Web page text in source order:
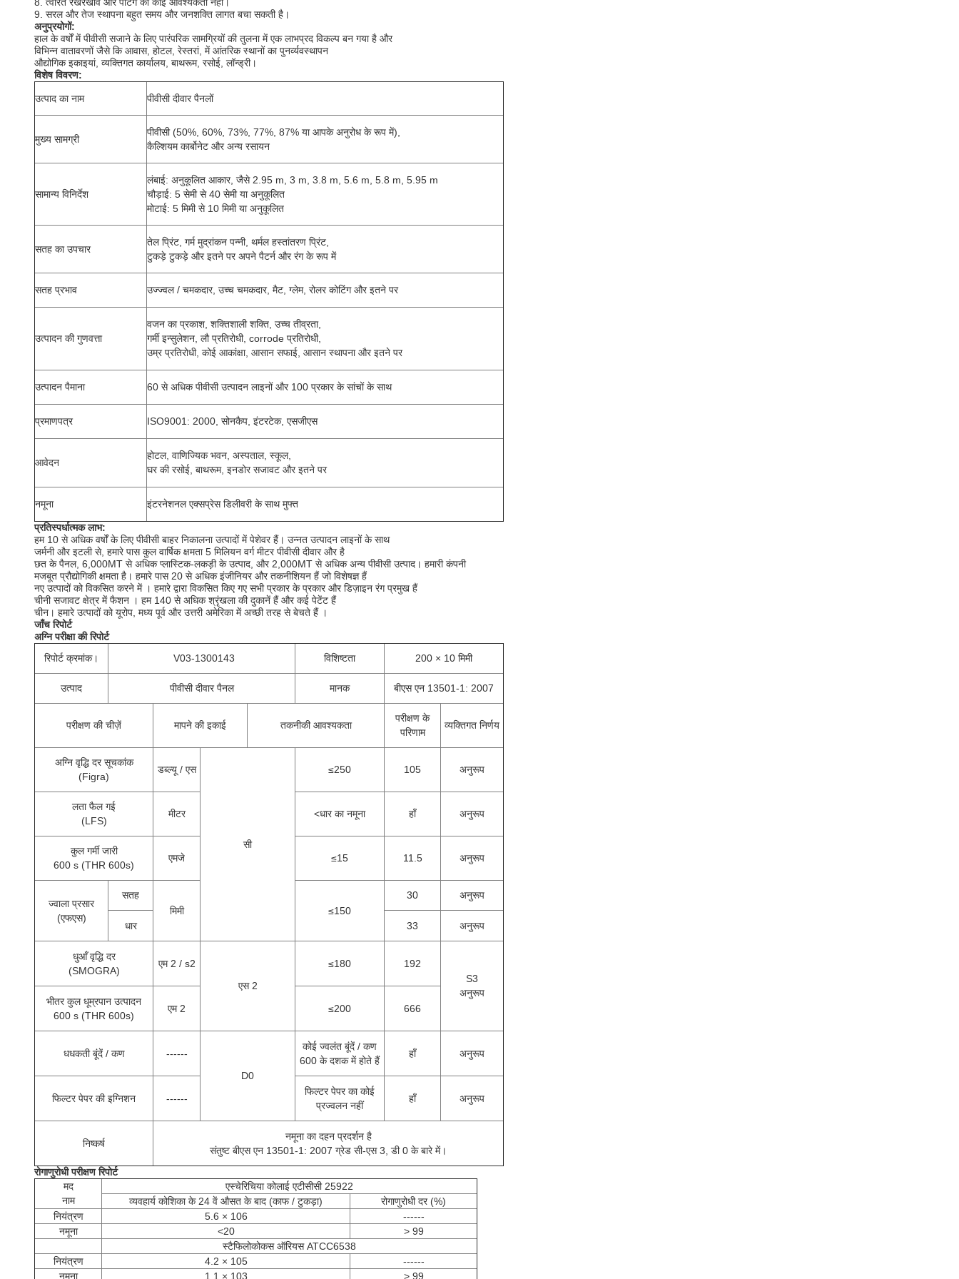
9. सरल और तेज स्थापना बहुत समय और जनशक्ति लागत बचा सकती है।
अनुप्रयोगों:
हाल के वर्षों में पीवीसी सजाने के लिए पारंपरिक सामग्रियों की तुलना में एक लाभप्रद विकल्प बन गया है और
विभिन्न वातावरणों जैसे कि आवास, होटल, रेस्तरां, में आंतरिक स्थानों का पुनर्व्यवस्थापन
औद्योगिक इकाइयां, व्यक्तिगत कार्यालय, बाथरूम, रसोई, लॉन्ड्री।
विशेष विवरण:
उत्पाद का नाम पीवीसी दीवार पैनलों
मुख्य सामग्री
पीवीसी (50%, 60%, 73%, 77%, 87% या आपके अनुरोध के रूप में),
कैल्शियम कार्बोनेट और अन्य रसायन
सामान्य विनिर्देश
लंबाई: अनुकूलित आकार, जैसे 2.95 m, 3 m, 3.8 m, 5.6 m, 5.8 m, 5.95 m
चौड़ाई: 5 सेमी से 40 सेमी या अनुकूलित
मोटाई: 5 मिमी से 10 मिमी या अनुकूलित
सतह का उपचार
तेल प्रिंट, गर्म मुद्रांकन पन्नी, थर्मल हस्तांतरण प्रिंट,
टुकड़े टुकड़े और इतने पर अपने पैटर्न और रंग के रूप में
सतह प्रभाव उज्ज्वल / चमकदार, उच्च चमकदार, मैट, ग्लेम, रोलर कोटिंग और इतने पर
उत्पादन की गुणवत्ता
वजन का प्रकाश, शक्तिशाली शक्ति, उच्च तीव्रता,
गर्मी इन्सुलेशन, लौ प्रतिरोधी, corrode प्रतिरोधी,
उम्र प्रतिरोधी, कोई आकांक्षा, आसान सफाई, आसान स्थापना और इतने पर
उत्पादन पैमाना 60 से अधिक पीवीसी उत्पादन लाइनों और 100 प्रकार के सांचों के साथ
प्रमाणपत्र ISO9001: 2000, सोनकैप, इंटरटेक, एसजीएस
आवेदन
होटल, वाणिज्यिक भवन, अस्पताल, स्कूल,
घर की रसोई, बाथरूम, इनडोर सजावट और इतने पर
नमूना इंटरनेशनल एक्सप्रेस डिलीवरी के साथ मुफ्त
प्रतिस्पर्धात्मक लाभ:
हम 10 से अधिक वर्षों के लिए पीवीसी बाहर निकालना उत्पादों में पेशेवर हैं। उन्नत उत्पादन लाइनों के साथ
जर्मनी और इटली से, हमारे पास कुल वार्षिक क्षमता 5 मिलियन वर्ग मीटर पीवीसी दीवार और है
छत के पैनल, 6,000MT से अधिक प्लास्टिक-लकड़ी के उत्पाद, और 2,000MT से अधिक अन्य पीवीसी उत्पाद। हमारी कंपनी
मजबूत प्रौद्योगिकी क्षमता है। हमारे पास 20 से अधिक इंजीनियर और तकनीशियन हैं जो विशेषज्ञ हैं
नए उत्पादों को विकसित करने में । हमारे द्वारा विकसित किए गए सभी प्रकार के प्रकार और डिज़ाइन रंग प्रमुख हैं
चीनी सजावट क्षेत्र में फैशन । हम 140 से अधिक श्रृंखला की दुकानें हैं और कई पेटेंट हैं
चीन। हमारे उत्पादों को यूरोप, मध्य पूर्व और उत्तरी अमेरिका में अच्छी तरह से बेचते हैं ।
जाँच रिपोर्ट
अग्नि परीक्षा की रिपोर्ट
रिपोर्ट क्रमांक।
V03-1300143 विशिष्टता 200 × 10 मिमी
उत्पाद पीवीसी दीवार पैनल मानक बीएस एन 13501-1: 2007
परीक्षण की चीज़ें मापने की इकाई तकनीकी आवश्यकता
परीक्षण के
परिणाम
व्यक्तिगत निर्णय
अग्नि वृद्धि दर सूचकांक
(Figra)
डब्ल्यू / एस
सी
≤250 105 अनुरूप
लता फैल गई
(LFS)
मीटर <धार का नमूना हाँ अनुरूप
कुल गर्मी जारी
600 s (THR 600s)
एमजे ≤15 11.5 अनुरूप
ज्वाला प्रसार
(एफएस)
सतह
मिमी
≤150
30 अनुरूप
धार 33 अनुरूप
धुआँ वृद्धि दर
(SMOGRA)
एम 2 / s2
एस 2
≤180
192
S3
अनुरूप
भीतर कुल धूम्रपान उत्पादन
600 s (THR 600s)
एम 2 ≤200 666
धधकती बूंदें / कण
------
D0
कोई ज्वलंत बूंदें / कण
600 के दशक में होते हैं
हाँ अनुरूप
फिल्टर पेपर की इग्निशन ------
फिल्टर पेपर का कोई
प्रज्वलन नहीं
हाँ अनुरूप
निष्कर्ष
नमूना का दहन प्रदर्शन है
संतुष्ट बीएस एन 13501-1: 2007 ग्रेड सी-एस 3, डी 0 के बारे में।
रोगाणुरोधी परीक्षण रिपोर्ट
मद
नाम
एस्चेरिचिया कोलाई एटीसीसी 25922
व्यवहार्य कोशिका के 24 वें औसत के बाद (काफ / टुकड़ा)
रोगाणुरोधी दर (%)
नियंत्रण
5.6 × 106
------
नमूना
<20
> 99
स्टैफिलोकोकस ऑरियस ATCC6538
नियंत्रण
4.2 × 105
------
नमूना
1.1 × 103 > 99